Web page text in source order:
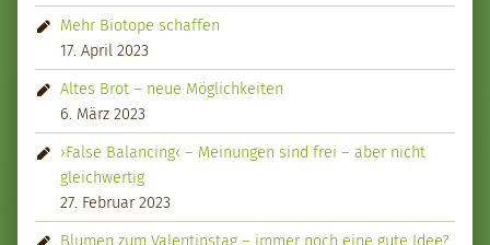
Mehr Biotope schaffen
17. April 2023
Altes Brot – neue Möglichkeiten
6. März 2023
›False Balancing‹ – Meinungen sind frei – aber nicht
gleichwertig
27. Februar 2023
Blumen zum Valentinstag – immer noch eine gute Idee?